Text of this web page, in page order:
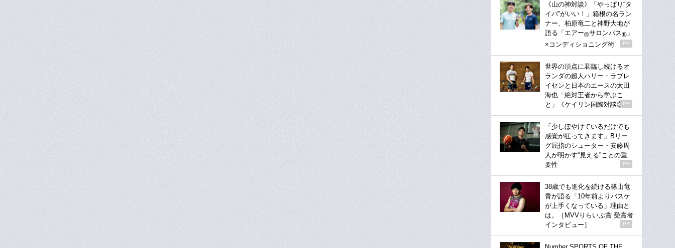
《山の神対談》「やっぱり“タ
イパ”がいい！」箱根の名ラン
ナー、柏原竜二と神野大地が
語る「エアー®サロンパス® 」
×コンディショニング術
PR
世界の頂点に君臨し続けるオ
ランダの超人ハリー・ラブレ
イセンと日本のエースの太田
海也「絶対王者から学ぶこ
と」《ケイリン国際対談②》
PR
「少しぼやけているだけでも
感覚が狂ってきます」Bリー
グ屈指のシューター・安藤周
人が明かす“見える”ことの重
要性
PR
38歳でも進化を続ける篠山竜
青が語る「10年前よりバスケ
が上手くなっている」理由と
は。［MVVりらいぶ賞 受賞者
インタビュー］
PR